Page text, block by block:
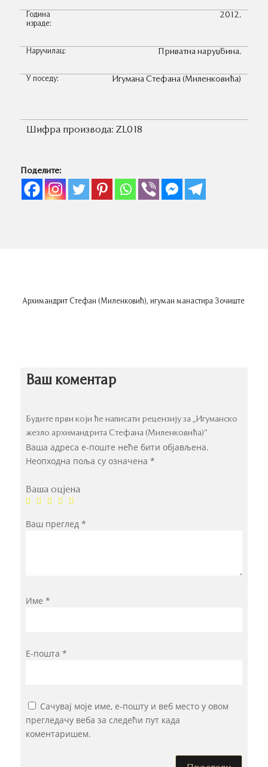
Година
израде:
2012.
Наручилац: Приватна наруџбина.
У поседу: Игумана Стефана (Миленковића)
Шифра производа: ZL018
Поделите:
Архимандрит Стефан (Миленковић), игуман манастира Зочиште
Ваш коментар
Будите први који ће написати рецензију за „Игуманско
жезло архимандрита Стефана (Миленковића)“
Ваша адреса е-поште неће бити објављена.
Неопходна поља су означена *
Ваша оцјена
Ваш преглед *
Име *
Е-пошта *
Сачувај моје име, е-пошту и веб место у овом
прегледачу веба за следећи пут када
коментаришем.